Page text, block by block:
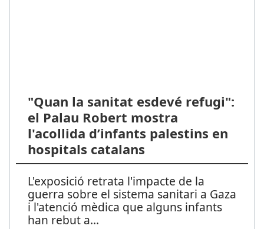
"Quan la sanitat esdevé refugi":
el Palau Robert mostra
l'acollida d’infants palestins en
hospitals catalans
L'exposició retrata l'impacte de la
guerra sobre el sistema sanitari a Gaza
i l'atenció mèdica que alguns infants
han rebut a...